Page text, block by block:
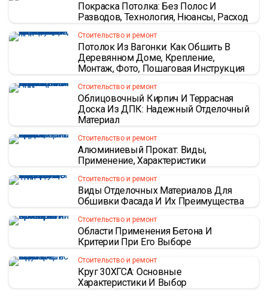
Покраска Потолка: Без Полос И
Разводов, Технология, Нюансы, Расход
Стоительство и ремонт
Потолок Из Вагонки: Как Обшить В
Деревянном Доме, Крепление,
Монтаж, Фото, Пошаговая Инструкция
Стоительство и ремонт
Облицовочный Кирпич И Террасная
Доска Из ДПК: Надежный Отделочный
Материал
Стоительство и ремонт
Алюминиевый Прокат: Виды,
Применение, Характеристики
Стоительство и ремонт
Виды Отделочных Материалов Для
Обшивки Фасада И Их Преимущества
Стоительство и ремонт
Области Применения Бетона И
Критерии При Его Выборе
Стоительство и ремонт
Круг 30ХГСА: Основные
Характеристики И Выбор